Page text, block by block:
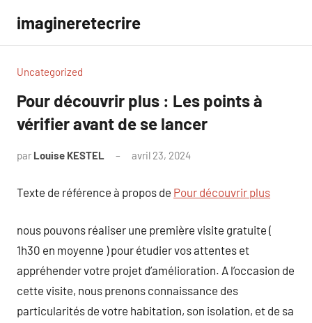
contenu
imagineretecrire
Uncategorized
Pour découvrir plus : Les points à
vérifier avant de se lancer
par Louise KESTEL avril 23, 2024
Texte de référence à propos de Pour découvrir plus
nous pouvons réaliser une première visite gratuite (
1h30 en moyenne ) pour étudier vos attentes et
appréhender votre projet d’amélioration. A l’occasion de
cette visite, nous prenons connaissance des
particularités de votre habitation, son isolation, et de sa